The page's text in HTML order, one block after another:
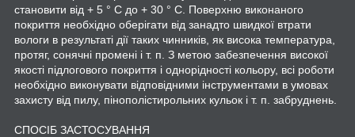
становити від + 5 ° C до + 30 ° C. Поверхню виконаного
покриття необхідно оберігати від занадто швидкої втрати
вологи в результаті дії таких чинників, як висока температура,
протяг, сонячні промені і т. п. З метою забезпечення високої
якості підлогового покриття і однорідності кольору, всі роботи
необхідно виконувати відповідними інструментами в умовах
захисту від пилу, пінополістирольних кульок і т. п. забруднень.
СПОСІБ ЗАСТОСУВАННЯ